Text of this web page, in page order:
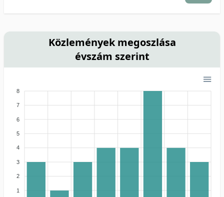
Közlemények megoszlása
évszám szerint
8
7
6
5
4
3
2
1